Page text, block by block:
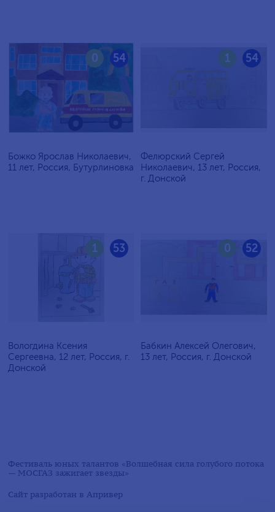
54
0
Божко Ярослав Николаевич,
11 лет, Россия, Бутурлиновка
54
1
Фелюрский Сергей
Николаевич, 13 лет, Россия,
г. Донской
53
1
Вологдина Ксения
Сергеевна, 12 лет, Россия, г.
Донской
52
0
Бабкин Алексей Олегович,
13 лет, Россия, г. Донской
Фестиваль юных талантов «Волшебная сила голубого потока
— МОСГАЗ зажигает звезды»
Сайт разработан в Апривер